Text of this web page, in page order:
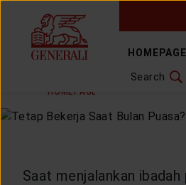
HOMEPAGE
Search
HOMEPAGE
TUESDAY, 12
Saat menjalankan
CHANGE LANGUAGE
DOWNLOAD GEN ICLICK
CONTACT US